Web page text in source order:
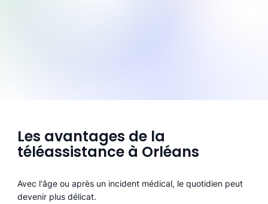
Les avantages de la
téléassistance à Orléans
Avec l'âge ou après un incident médical, le quotidien peut
devenir plus délicat.